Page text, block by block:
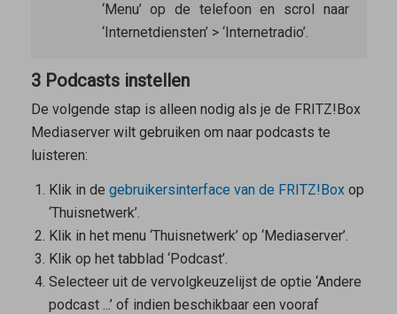
‘Menu’ op de telefoon en scrol naar
‘Internetdiensten’ > ‘Internetradio’.
3 Podcasts instellen
De volgende stap is alleen nodig als je de FRITZ!Box
Mediaserver wilt gebruiken om naar podcasts te
luisteren:
Klik in de gebruikersinterface van de FRITZ!Boxop
‘Thuisnetwerk’.
Klik in het menu ‘Thuisnetwerk’ op ‘Mediaserver’.
Klik op het tabblad ‘Podcast’.
Selecteer uit de vervolgkeuzelijst de optie ‘Andere
podcast ...’ of indien beschikbaar een vooraf